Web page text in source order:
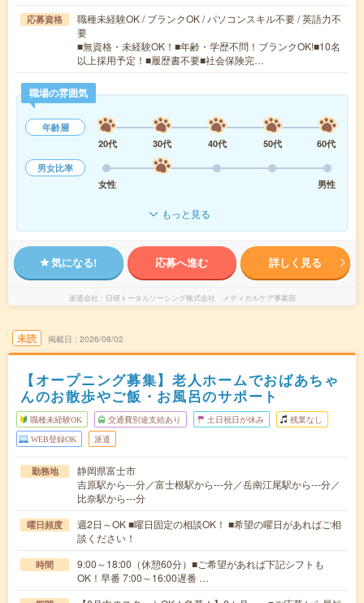
応募資格
職種未経験OK / ブランクOK / パソコンスキル不要 / 英語力不
要
■無資格・未経験OK！■年齢・学歴不問！ブランクOK!■10名
以上採用予定！■履歴書不要■社会保険完…
職場の雰囲気
年齢層
20代
30代 40代 50代
60代
男女比率
女性
男性
もっと見る
気になる! 応募へ進む 詳しく見る
派遣会社 日研トータルソーシング株式会社 メディカルケア事業部
未読 掲載日 2026/08/02
【オープニング募集】老人ホームでおばあちゃ
んのお散歩やご飯・お風呂のサポート
職種未経験OK 交通費別途支給あり 土日祝日が休み 残業なし
WEB登録OK 派遣
勤務地
静岡県富士市
吉原駅から---分／富士根駅から---分／岳南江尾駅から---分／
比奈駅から---分
曜日頻度
週2日～OK ■曜日固定の相談OK！ ■希望の曜日があればご相
談ください！
時間
9:00～18:00（休憩60分）■ご希望があれば下記シフトも
OK！早番 7:00～16:00遅番 …